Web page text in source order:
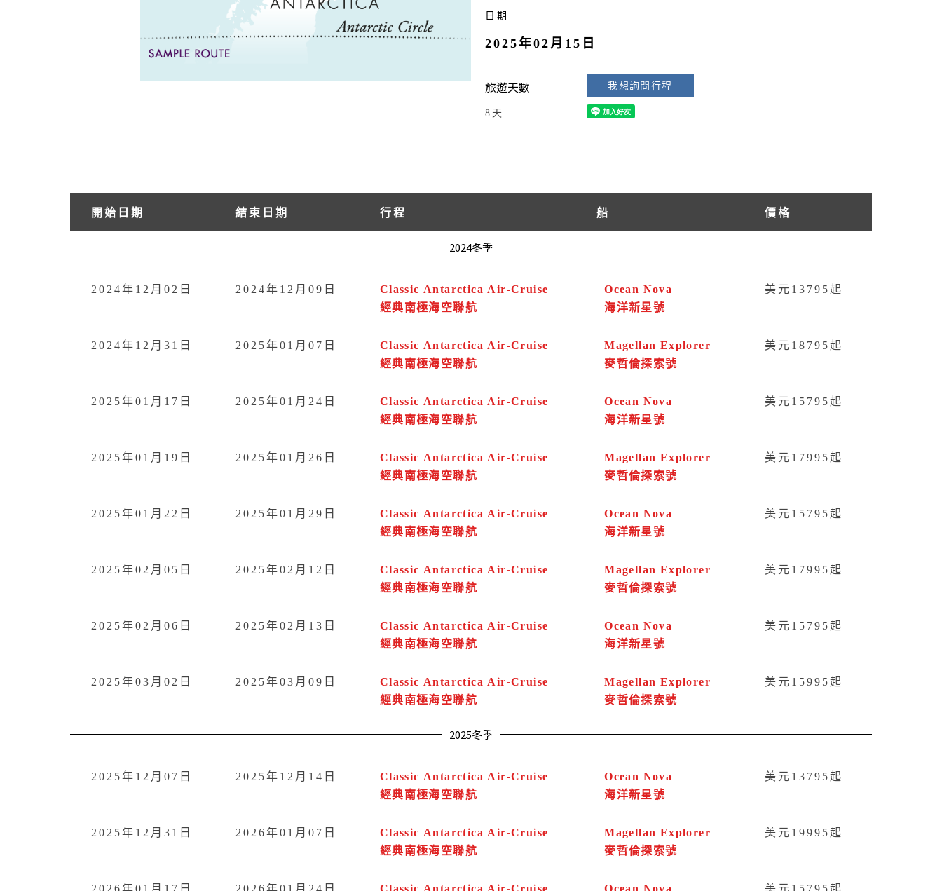
日期
2025年02月15日
旅遊天數
8天
我想詢問行程
開始日期 結束日期 行程 船 價格
2024冬季
2024年12月02日 2024年12月09日
Classic Antarctica Air-Cruise
經典南極海空聯航
Ocean Nova
海洋新星號
美元13795起
2024年12月31日 2025年01月07日
Classic Antarctica Air-Cruise
經典南極海空聯航
Magellan Explorer
麥哲倫探索號
美元18795起
2025年01月17日 2025年01月24日
Classic Antarctica Air-Cruise
經典南極海空聯航
Ocean Nova
海洋新星號
美元15795起
2025年01月19日 2025年01月26日
Classic Antarctica Air-Cruise
經典南極海空聯航
Magellan Explorer
麥哲倫探索號
美元17995起
2025年01月22日 2025年01月29日
Classic Antarctica Air-Cruise
經典南極海空聯航
Ocean Nova
海洋新星號
美元15795起
2025年02月05日 2025年02月12日
Classic Antarctica Air-Cruise
經典南極海空聯航
Magellan Explorer
麥哲倫探索號
美元17995起
2025年02月06日 2025年02月13日
Classic Antarctica Air-Cruise
經典南極海空聯航
Ocean Nova
海洋新星號
美元15795起
2025年03月02日 2025年03月09日
Classic Antarctica Air-Cruise
經典南極海空聯航
Magellan Explorer
麥哲倫探索號
美元15995起
2025冬季
2025年12月07日 2025年12月14日
Classic Antarctica Air-Cruise
經典南極海空聯航
Ocean Nova
海洋新星號
美元13795起
2025年12月31日 2026年01月07日
Classic Antarctica Air-Cruise
經典南極海空聯航
Magellan Explorer
麥哲倫探索號
美元19995起
2026年01月17日 2026年01月24日
Classic Antarctica Air-Cruise
Ocean Nova
美元15795起